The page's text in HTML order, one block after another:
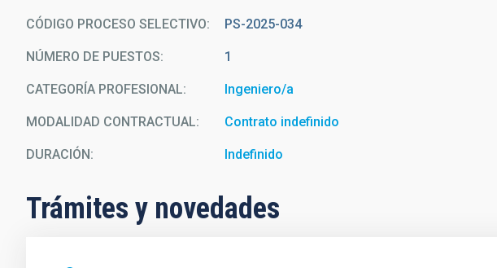
CÓDIGO PROCESO SELECTIVO PS-2025-034
NÚMERO DE PUESTOS 1
CATEGORÍA PROFESIONAL Ingeniero/a
MODALIDAD CONTRACTUAL Contrato indefinido
DURACIÓN Indefinido
Trámites y novedades